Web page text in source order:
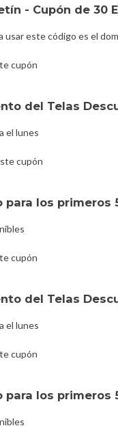
- Cupón de 30
usar este código es el
cupón
del Telas
el lunes
cupón
para los
cupón
del Telas
el lunes
cupón
para los